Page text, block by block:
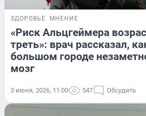
ЗДОРОВЬЕ МНЕНИЕ
«Риск Альцгеймера
треть»: врач рассказал,
большом городе
мозг
3 июня, 2026, 11:00 547 Обсудить